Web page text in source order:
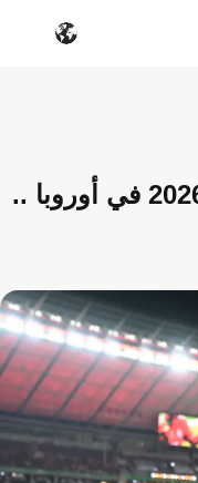
سباق الحذاء الذهبي 2025-2026 في أوروبا ..